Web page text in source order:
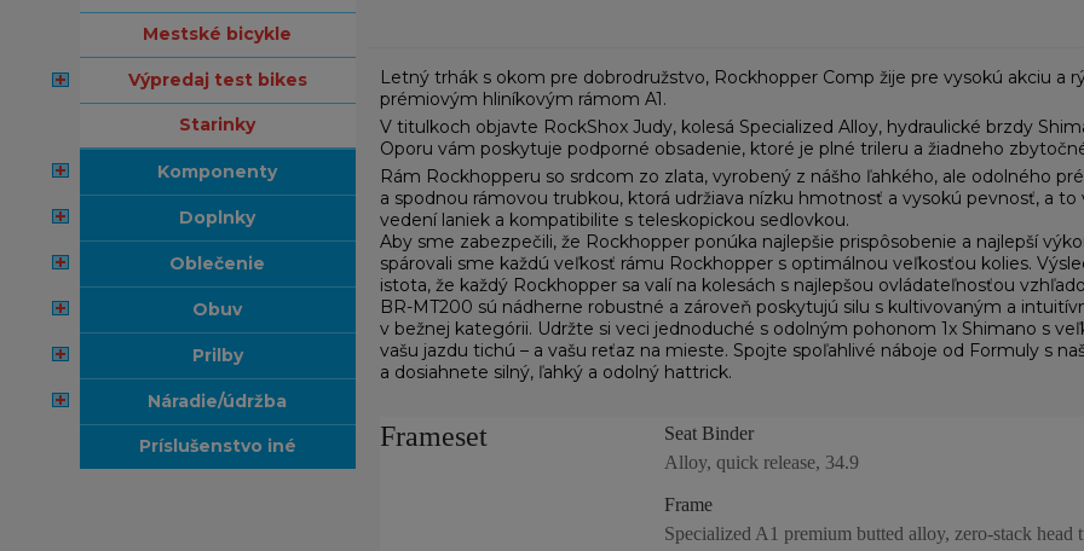
mestské bicykle
výpredaj test bikes
starinky
komponenty
doplnky
oblečenie
obuv
prilby
náradie/údržba
príslušenstvo iné
Letný trhák s okom pre dobrodružstvo, Rockhopper Comp žije pre vysokú akciu a
prémiovým hliníkovým rámom A1.
V titulkoch objavte RockShox Judy, kolesá Specialized Alloy, hydraulické brzdy
Oporu vám poskytuje podporné obsadenie, ktoré je plné trileru a žiadneho
Rám Rockhopperu so srdcom zo zlata, vyrobený z nášho ľahkého, ale odolného
a spodnou rámovou trubkou, ktorá udržiava nízku hmotnosť a vysokú pevnosť, a
vedení laniek a kompatibilite s teleskopickou sedlovkou.
Aby sme zabezpečili, že Rockhopper ponúka najlepšie prispôsobenie a najlepší
spárovali sme každú veľkosť rámu Rockhopper s optimálnou veľkosťou kolies.
istota, že každý Rockhopper sa valí na kolesách s najlepšou ovládateľnosťou
BR-MT200 sú nádherne robustné a zároveň poskytujú silu s kultivovaným a
v bežnej kategórii. Udržte si veci jednoduché s odolným pohonom 1x Shimano s
vašu jazdu tichú – a vašu reťaz na mieste. Spojte spoľahlivé náboje od Formuly s
a dosiahnete silný, ľahký a odolný hattrick.
Frameset
Seat Binder
Alloy, quick release, 34.9
Frame
Specialized A1 premium butted alloy, zero-stack